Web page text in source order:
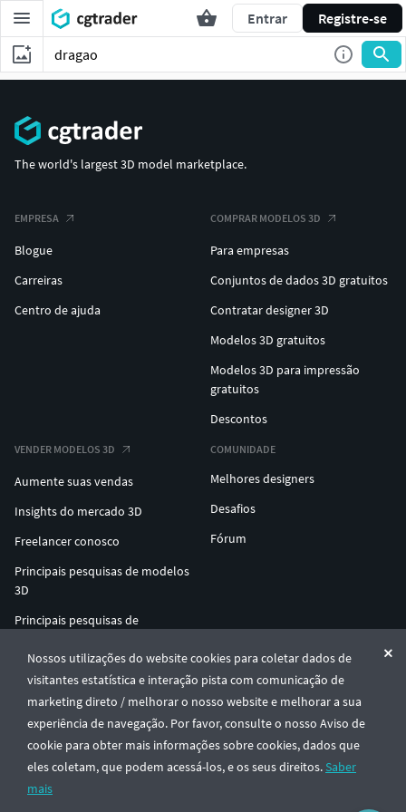
Entrar Registre-se
Nossos utilizações do website cookies para coletar dados de
visitantes estatística e interação pista com comunicação de
marketing direto / melhorar o nosso website e melhorar a sua
experiência de navegação. Por favor, consulte o nosso Aviso de
cookie para obter mais informações sobre cookies, dados que
eles coletam, que podem acessá-los, e os seus direitos. Saber
mais
The world's largest 3D model marketplace.
EMPRESA
Blogue
Carreiras
Centro de ajuda
COMPRAR MODELOS 3D
Para empresas
Conjuntos de dados 3D gratuitos
Contratar designer 3D
Modelos 3D gratuitos
Modelos 3D para impressão
gratuitos
Descontos
VENDER MODELOS 3D
Aumente suas vendas
Insights do mercado 3D
Freelancer conosco
Principais pesquisas de modelos
3D
Principais pesquisas de
COMUNIDADE
Melhores designers
Desafios
Fórum
ENTERPRISE 3D AT SCALE
© CGTrader 2011-2026
UAB CGTrader, Antakalnio st. 17, Vilnius, Lithuania
Termos e CondiçõesPrivacidade🇵🇹 Português